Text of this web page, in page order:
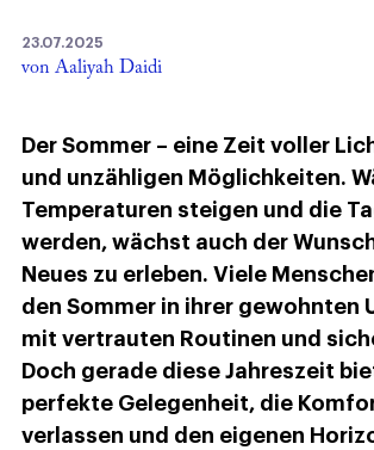
23.07.2025
von Aaliyah Daidi
Der Sommer – eine Zeit voller
und unzähligen Möglichkeiten.
Temperaturen steigen und die
werden, wächst auch der
Neues zu erleben. Viele
den Sommer in ihrer gewohnten
mit vertrauten Routinen und
Doch gerade diese Jahreszeit
perfekte Gelegenheit, die
verlassen und den eigenen